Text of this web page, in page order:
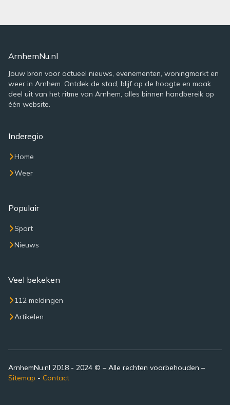
ArnhemNu.nl
Jouw bron voor actueel nieuws, evenementen, woningmarkt en
weer in Arnhem. Ontdek de stad, blijf op de hoogte en maak
deel uit van het ritme van Arnhem, alles binnen handbereik op
één website.
Inderegio
Home
Weer
Populair
Sport
Nieuws
Veel bekeken
112 meldingen
Artikelen
ArnhemNu.nl 2018 - 2024 © – Alle rechten voorbehouden –
Sitemap - Contact